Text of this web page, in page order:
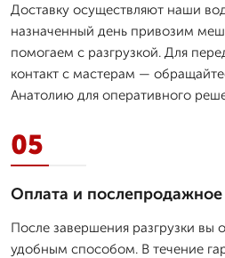
Доставку осуществляют наши
назначенный день привозим
помогаем с разгрузкой. Для
контакт с мастерам —
Анатолию для оперативного
05
Оплата и
После завершения разгрузки вы
удобным способом. В течение